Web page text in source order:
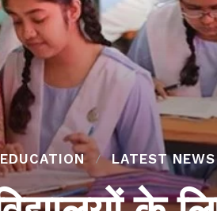
EDUCATION LATEST NEWS